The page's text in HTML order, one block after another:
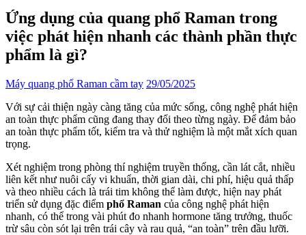
Ứng dụng của quang phổ Raman trong
việc phát hiện nhanh các thành phần thực
phẩm là gì?
Máy quang phổ Raman cầm tay 29/05/2025
Với sự cải thiện ngày càng tăng của mức sống, công nghệ phát hiện
an toàn thực phẩm cũng đang thay đổi theo từng ngày. Để đảm bảo
an toàn thực phẩm tốt, kiểm tra và thử nghiệm là một mắt xích quan
trọng.
Xét nghiệm trong phòng thí nghiệm truyền thống, cần lát cắt, nhiều
liên kết như nuôi cấy vi khuẩn, thời gian dài, chi phí, hiệu quả thấp
và theo nhiều cách là trái tim không thể làm được, hiện nay phát
triển sử dụng đặc điểm phổ Raman của công nghệ phát hiện
nhanh, có thể trong vài phút đo nhanh hormone tăng trưởng, thuốc
trừ sâu còn sót lại trên trái cây và rau quả, “an toàn” trên đầu lưỡi.